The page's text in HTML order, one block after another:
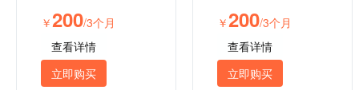
￥200/3个月
查看详情
立即购买
￥200/3个月
查看详情
立即购买